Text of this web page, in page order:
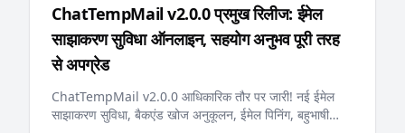
ChatTempMail v2.0.0 प्रमुख रिलीज: ईमेल
साझाकरण सुविधा ऑनलाइन, सहयोग अनुभव पूरी तरह
से अपग्रेड
ChatTempMail v2.0.0 आधिकारिक तौर पर जारी! नई ईमेल
साझाकरण सुविधा, बैकएंड खोज अनुकूलन, ईमेल पिनिंग, बहुभाषी